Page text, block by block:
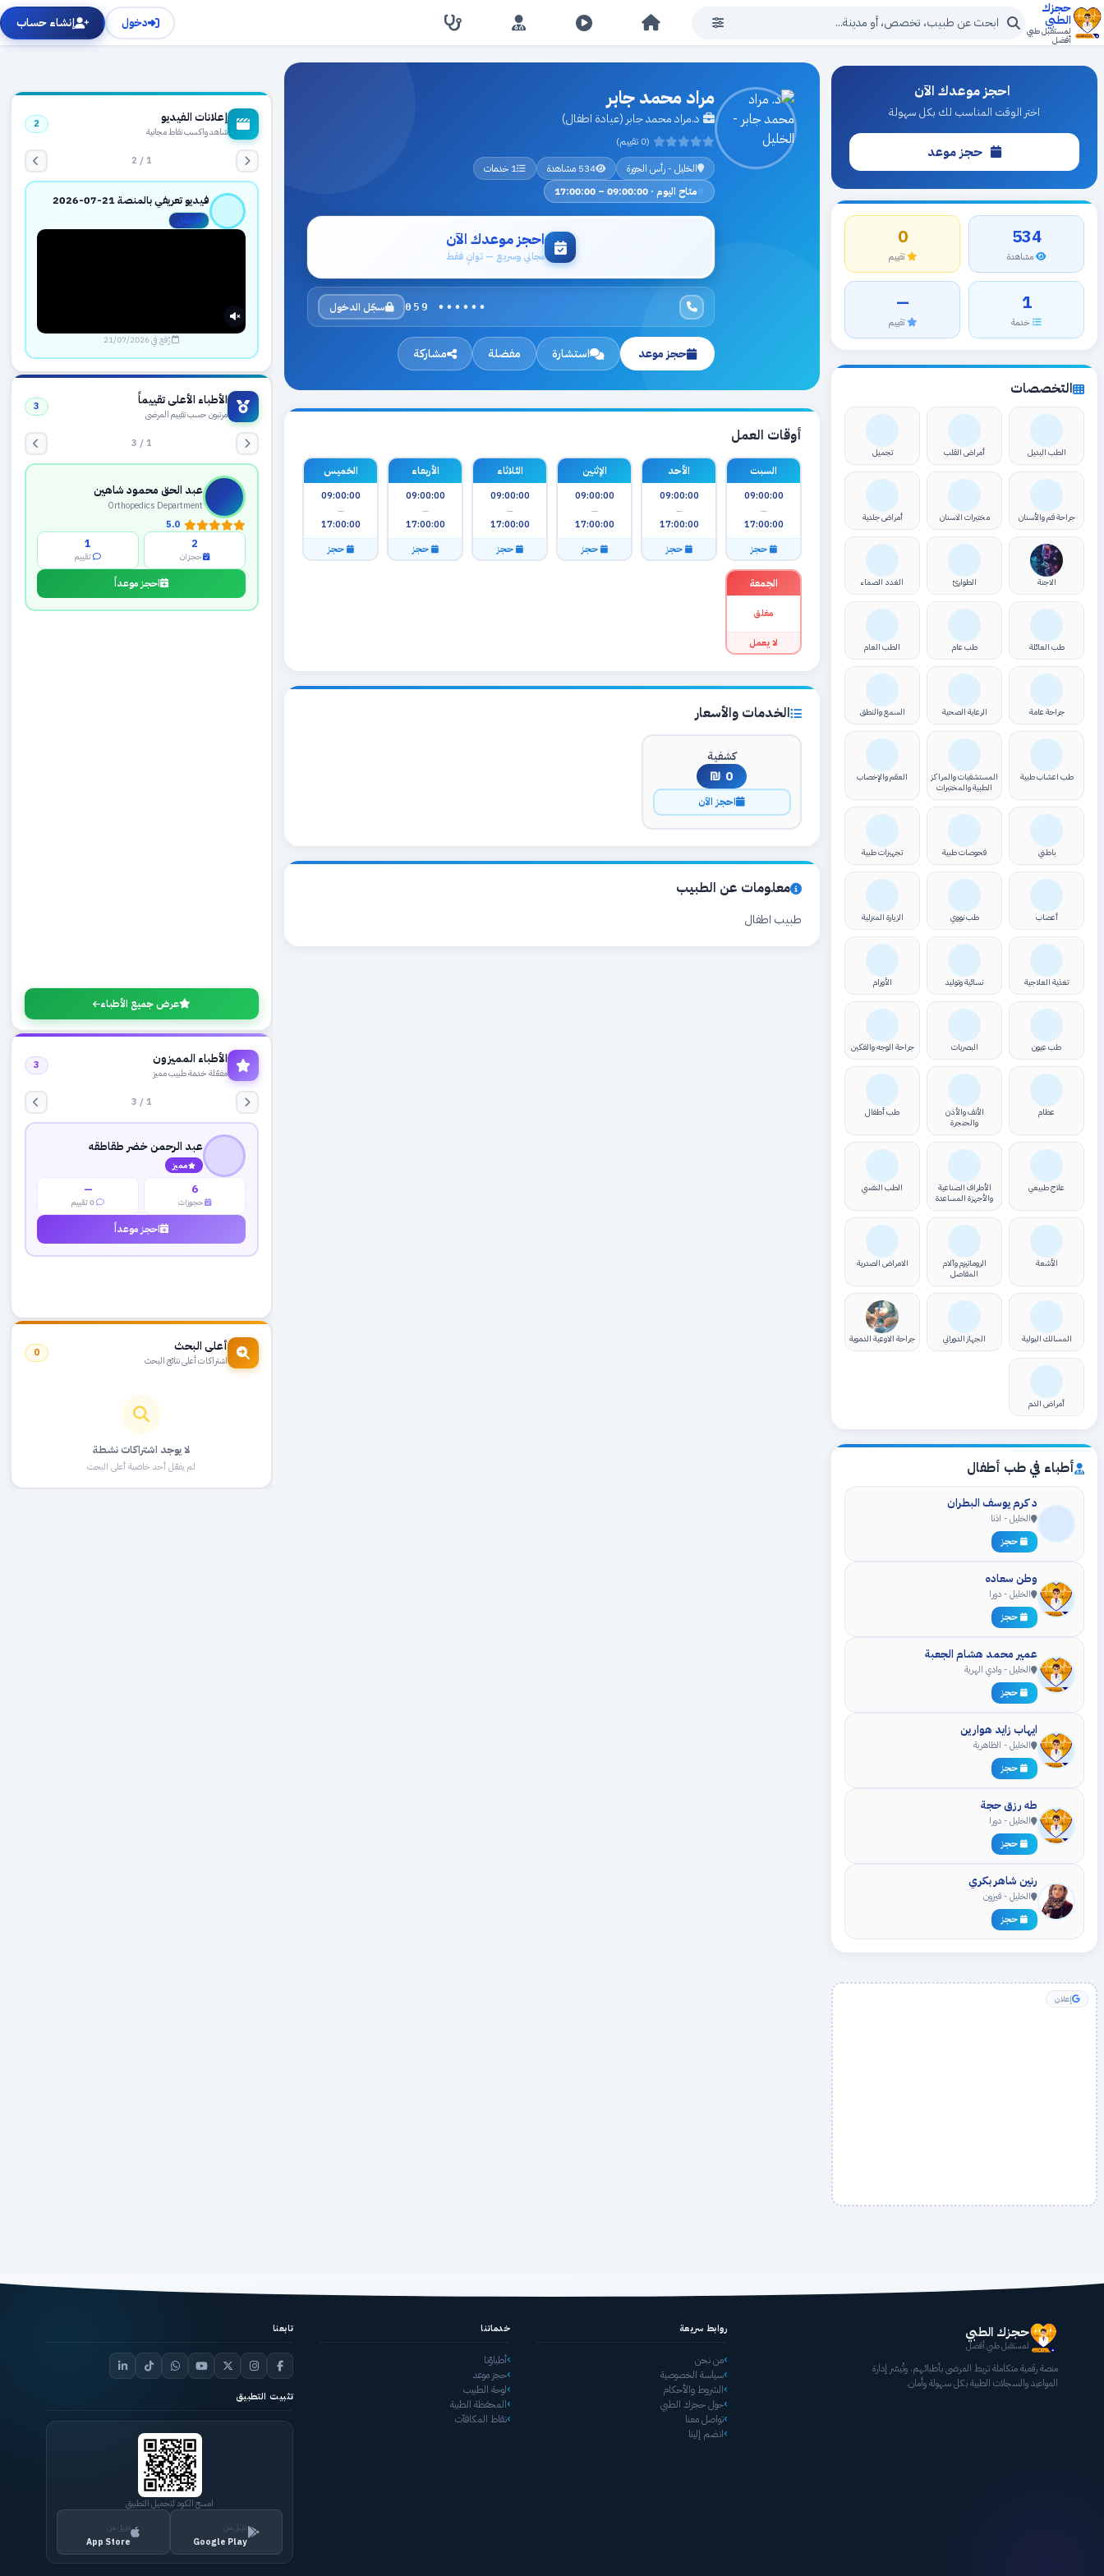
حجزك
الطبي
لمستقبل طبي
أفضل
دخول إنشاء حساب
احجز موعدك الآن
اختر الوقت المناسب لك بكل سهولة
حجز موعد
534
مشاهدة
0
تقييم
1
خدمة
—
تقييم
التخصصات
الطب البديل أمراض القلب تجميل
جراحة فم والأسنان مختبرات الاسنان أمراض جلدية
الاجنة الطوارئ الغدد الصماء
طب العائلة طب عام الطب العام
جراحة عامة الرعاية الصحية السمع والنطق
طب اعشاب طبية
المستشفيات والمراكز
الطبية والمختبرات
العقم والإخصاب
باطني فحوصات طبية تجهيزات طبية
أعصاب طب نووي الزيارة المنزلية
تغذية العلاجية نسائية وتوليد الأورام
طب عيون البصريات جراحة الوجه والفكين
عظام
الأنف والأذن
والحنجرة
طب أطفال
علاج طبيعي
الأطراف الصناعية
والأجهزة المساعدة
الطب النفسي
الأشعة
الروماتيزم وآلام
المفاصل
الامراض الصدرية
المسالك البولية الجهاز الدوراني جراحة الاوعية الدموية
أمراض الدم
أطباء في طب أطفال
د كرم يوسف البطران
الخليل - اذنا
حجز
وطن سعاده
الخليل - دورا
حجز
عمير محمد هشام الجعبة
الخليل - وادي الهرية
حجز
ايهاب زايد هوارين
الخليل - الظاهرية
حجز
طه رزق حجة
الخليل - دورا
حجز
رنين شاهر بكري
الخليل - قيزون
حجز
إعلان
مراد محمد جابر
د.مراد محمد جابر (عيادة اطفال)
(0 تقييم)
الخليل - رأس الجورة
534 مشاهدة
1 خدمات
متاح اليوم · 09:00:00 – 17:00:00
احجز موعدك الآن
مجاني وسريع — ثوانٍ فقط
059 •••••• سجّل الدخول
حجز موعد استشارة مفضلة مشاركة
أوقات العمل
السبت
09:00:00
—
17:00:00
حجز
الأحد
09:00:00
—
17:00:00
حجز
الإثنين
09:00:00
—
17:00:00
حجز
الثلاثاء
09:00:00
—
17:00:00
حجز
الأربعاء
09:00:00
—
17:00:00
حجز
الخميس
09:00:00
—
17:00:00
حجز
الجمعة
مغلق
لا يعمل
الخدمات والأسعار
كشفية
0 ₪
احجز الآن
معلومات عن الطبيب
طبيب اطفال
إعلانات الفيديو
شاهد واكسب نقاط مجانية
2
1 / 2
فيديو تعريفي بالمنصة 21-07-2026
مفعّل
رُفع في 21/07/2026
الأطباء الأعلى تقييماً
مرتبون حسب تقييم المرضى
3
1 / 3
عبد الحق محمود شاهين
Orthopedics Department
5.0
2
حجزان
1
تقييم
احجز موعداً
عرض جميع الأطباء
الأطباء المميزون
مفعّلة خدمة طبيب مميز
3
1 / 3
عبد الرحمن خضر طقاطقه
مميز
6
حجوزات
—
احجز موعداً
أعلى البحث
اشتراكات أعلى نتائج البحث
0
لا يوجد اشتراكات نشطة
لم يفعّل أحد خاصية أعلى البحث
حجزك الطبي
لمستقبل طبي أفضل
منصة رقمية متكاملة تربط المرضى بأطبائهم، وتُيسّر إدارة
المواعيد والسجلات الطبية بكل سهولة وأمان.
روابط سريعة
من نحن
سياسة الخصوصية
الشروط والأحكام
حول حجزك الطبي
تواصل معنا
انضم إلينا
خدماتنا
أطباؤنا
حجز موعد
لوحة الطبيب
المحفظة الطبية
نقاط المكافآت
تابعنا
تثبيت التطبيق
امسح الكود لتحميل التطبيق
تنزيل من
Google Play
تنزيل من
App Store